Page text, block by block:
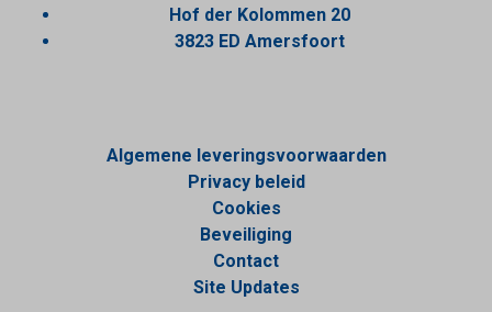
Hof der Kolommen 20
3823 ED Amersfoort
Algemene leveringsvoorwaarden
Privacy beleid
Cookies
Beveiliging
Contact
Site Updates